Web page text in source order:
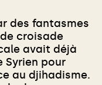
des fantasmes
croisade
avait déjà
Syrien pour
au djihadisme.